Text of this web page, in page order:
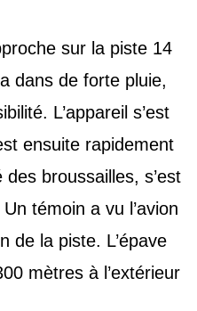
sur la piste 14
dans de forte pluie,
L’appareil s’est
ensuite rapidement
broussailles, s’est
témoin a vu l’avion
de la piste. L’épave
mètres à l’extérieur